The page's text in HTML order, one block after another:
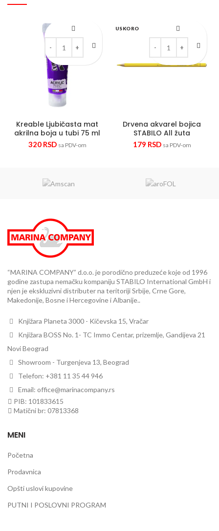
Kreable Ljubičasta mat
akrilna boja u tubi 75 ml
320 RSD sa PDV-om
Kreable Ljubičasta mat akrilna boja u tubi 75 ml quantity
USKORO
Drvena akvarel bojica
STABILO All žuta
179 RSD sa PDV-om
Drvena akvarel bojica
“MARINA COMPANY” d.o.o. je porodično preduzeće koje od 1996
godine zastupa nemačku kompaniju STABILO International GmbH i
njen je ekskluzivni distributer na teritoriji Srbije, Crne Gore,
Makedonije, Bosne i Hercegovine i Albanije..
Knjižara Planeta 3000 - Kičevska 15, Vračar
Knjižara BOSS No. 1- TC Immo Centar, prizemlje, Gandijeva 21
Novi Beograd
Showroom - Turgenjeva 13, Beograd
Telefon: +381 11 35 44 946
Email: office@marinacompany.rs
PIB: 101833615
Matični br: 07813368
MENI
Početna
Prodavnica
Opšti uslovi kupovine
PUTNI I POSLOVNI PROGRAM